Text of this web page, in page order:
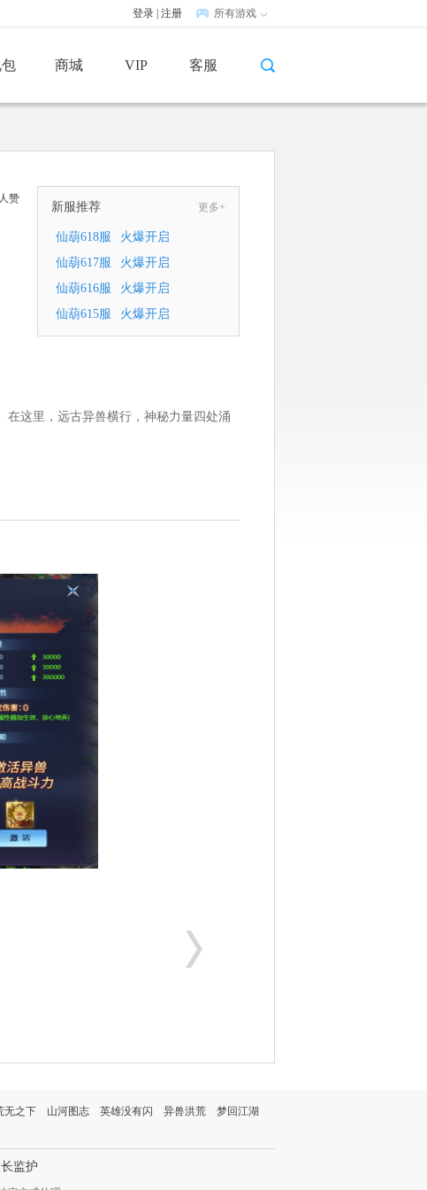
登录 注册 所有游戏
商城 VIP 客服
人赞
新服推荐 更多+
仙葫618服
火爆开启
仙葫617服
火爆开启
仙葫616服
火爆开启
仙葫615服
火爆开启
在这里，远古异兽横行，神秘力量四处涌
无之下 山河图志 英雄没有闪 异兽洪荒
梦回江湖
监护